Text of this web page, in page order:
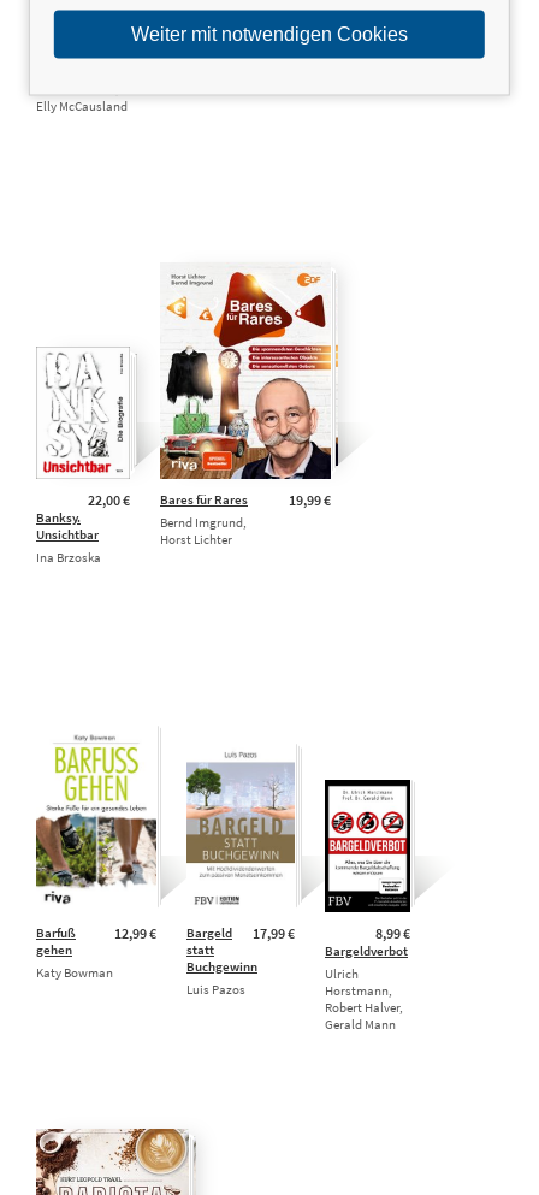
Elly McCausland
22,00 €
Banksy.
Unsichtbar
Ina Brzoska
19,99 €
Bares für Rares
Bernd Imgrund,
Horst Lichter
12,99 €
Barfuß
gehen
Katy Bowman
17,99 €
Bargeld
statt
Buchgewinn
Luis Pazos
8,99 €
Bargeldverbot
Ulrich
Horstmann,
Robert Halver,
Gerald Mann
Weiter mit notwendigen Cookies